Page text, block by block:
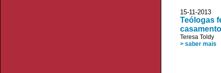
15-11-2013
Teólogas
Teresa Toldy
> saber mais